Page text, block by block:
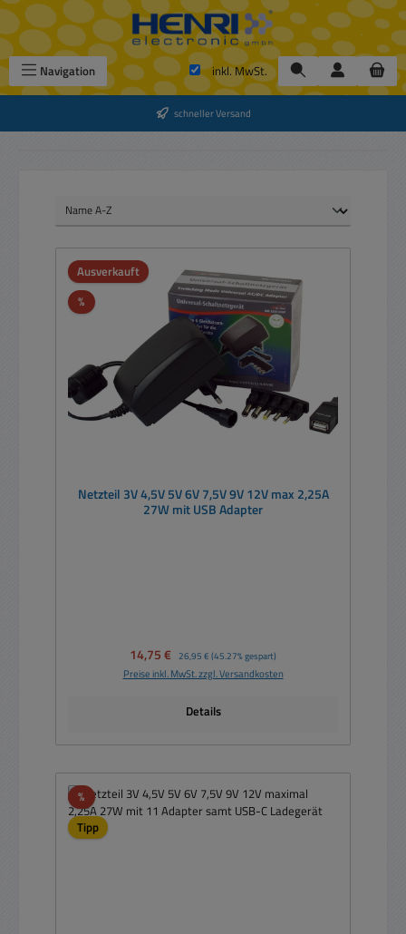
Zum Hauptinhalt springen
Navigation inkl. MwSt.
schneller Versand
Ausverkauft
%Rabatt
Netzteil 3V 4,5V 5V 6V 7,5V 9V 12V max 2,25A
27W mit USB Adapter
Verkaufspreis:
14,75 € Regulärer Preis:
26,95 € (45.27% gespart)
Preise inkl. MwSt. zzgl. Versandkosten
Details
%Rabatt
Tipp